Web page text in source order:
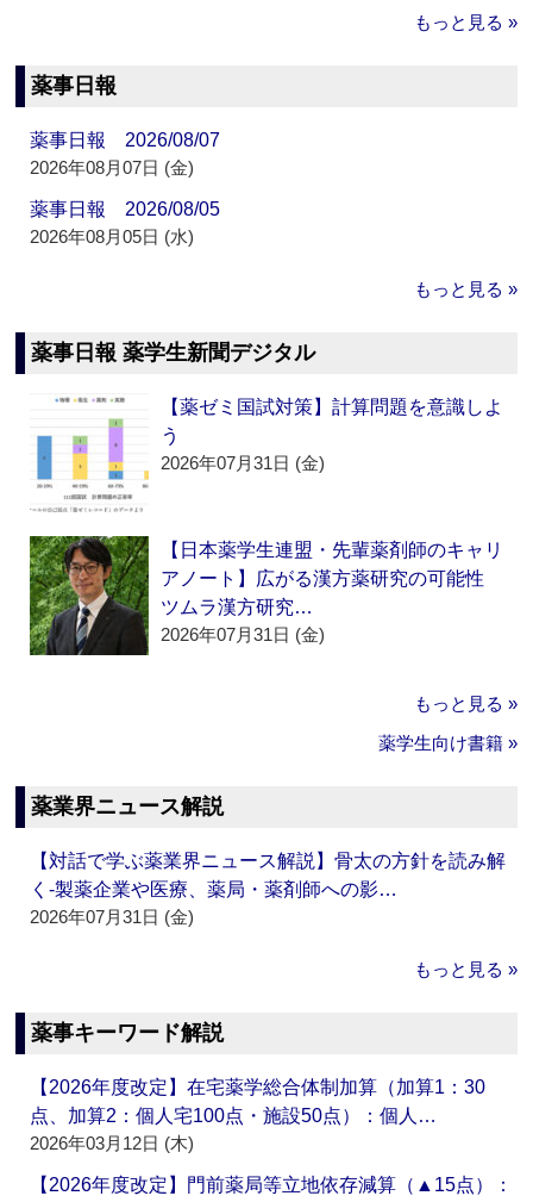
もっと見る »
薬事日報
薬事日報 2026/08/07
2026年08月07日 (金)
薬事日報 2026/08/05
2026年08月05日 (水)
もっと見る »
薬事日報 薬学生新聞デジタル
【薬ゼミ国試対策】計算問題を意識しよ
う
2026年07月31日 (金)
【日本薬学生連盟・先輩薬剤師のキャリ
アノート】広がる漢方薬研究の可能性
ツムラ漢方研究…
2026年07月31日 (金)
もっと見る »
薬学生向け書籍 »
薬業界ニュース解説
【対話で学ぶ薬業界ニュース解説】骨太の方針を読み解
く‐製薬企業や医療、薬局・薬剤師への影…
2026年07月31日 (金)
もっと見る »
薬事キーワード解説
【2026年度改定】在宅薬学総合体制加算（加算1：30
点、加算2：個人宅100点・施設50点）：個人…
2026年03月12日 (木)
【2026年度改定】門前薬局等立地依存減算（▲15点）：